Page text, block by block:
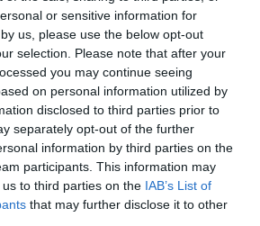
or sensitive information for
us, please use the below opt-out
selection. Please note that after your
you may continue seeing
on personal information utilized by
disclosed to third parties prior to
separately opt-out of the further
information by third parties on the
participants. This information may
to third parties on the IAB’s List of
that may further disclose it to other
εκρηκτικό dj set με τον σούπερ
Richie Hawtinκαι την
Sama‘Abdulhadi,σε
Music Productions. Ένα
party, όπου άνθρωποι, όνειρα
μπλέκονται σε μια
απόλυτης ελευθερίας.